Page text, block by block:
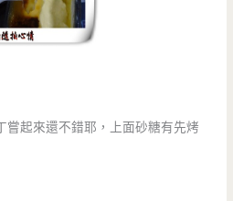
嘗起來還不錯耶，上面砂糖有先烤